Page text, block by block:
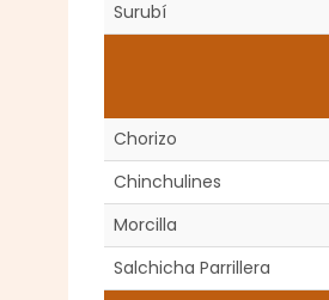
Surubí
Chorizo
Chinchulines
Morcilla
Salchicha Parrillera